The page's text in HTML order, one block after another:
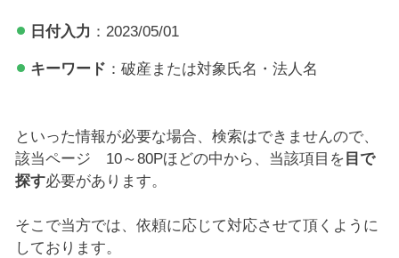
日付入力 ：2023/05/01
キーワード ：破産または対象氏名・法人名
といった情報が必要な場合、検索はできませんので、
該当ページ 10～80Pほどの中から、当該項目を 目で
探す必要があります。
そこで当方では、依頼に応じて対応させて頂くように
しております。